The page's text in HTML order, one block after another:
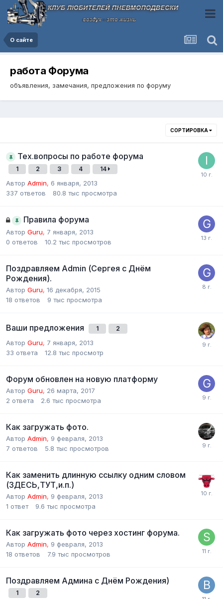
О сайте
работа Форума
объявления, замечания, предложения по форуму
СОРТИРОВКА
Тех.вопросы по работе форума
1 2 3 4 14
Автор Admin, 6 января, 2013
337 ответов 80.8 тыс просмотра
Правила форума
Автор Guru, 7 января, 2013
0 ответов 10.2 тыс просмотров
Поздравляем Admin (Сергея с Днём
Рождения).
Автор Guru, 16 декабря, 2015
18 ответов 9 тыс просмотра
Ваши предложения 1 2
Автор Guru, 7 января, 2013
33 ответа 12.8 тыс просмотр
Форум обновлен на новую платформу
Автор Guru, 26 марта, 2017
2 ответа 2.6 тыс просмотра
Как загружать фото.
Автор Admin, 9 февраля, 2013
7 ответов 5.8 тыс просмотров
Как заменить длинную ссылку одним словом
(ЗДЕСЬ,ТУТ,и.п.)
Автор Admin, 9 февраля, 2013
1 ответ 9.6 тыс просмотра
Как загружать фото через хостинг форума.
Автор Admin, 9 февраля, 2013
18 ответов 7.9 тыс просмотров
Поздравляем Админа с Днём Рождения)
1 2